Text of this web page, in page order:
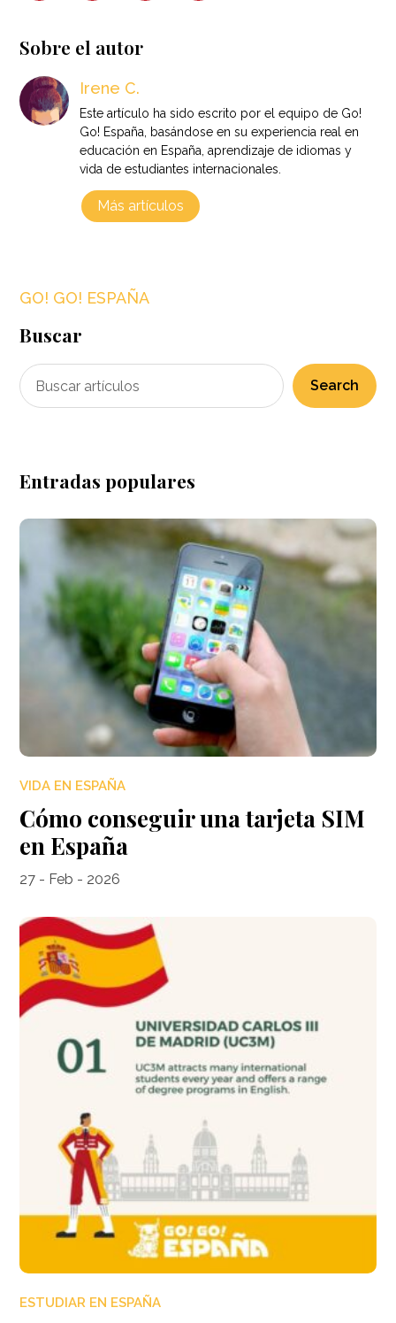
Sobre el autor
Irene C.
Este artículo ha sido escrito por el equipo de Go!
Go! España, basándose en su experiencia real en
educación en España, aprendizaje de idiomas y
vida de estudiantes internacionales.
Más artículos
GO! GO! ESPAÑA
Buscar
Search
Entradas populares
VIDA EN ESPAÑA
Cómo conseguir una tarjeta SIM
en España
27 - Feb - 2026
ESTUDIAR EN ESPAÑA